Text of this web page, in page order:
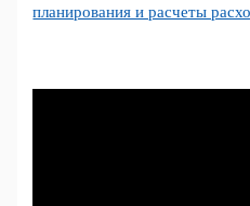
планирования и расчеты